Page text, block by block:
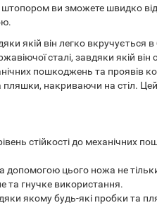
ви зможете швидко
якій він легко вкручується
сталі, завдяки якій
пошкоджень та проявів
пляшки, накриваючи на стіл.
стійкості до механічних
допомогою цього ножа не
та гнучке використання.
якому будь-які пробки та